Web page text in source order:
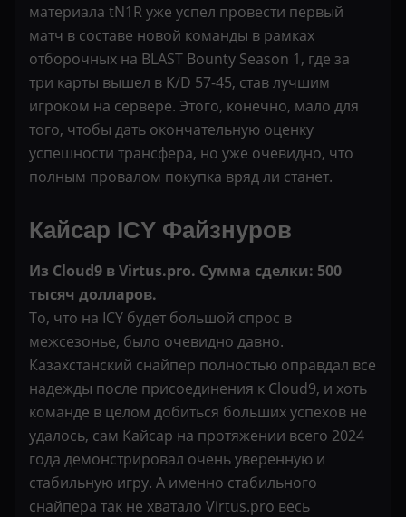
материала tN1R уже успел провести первый
матч в составе новой команды в рамках
отборочных на BLAST Bounty Season 1, где за
три карты вышел в K/D 57-45, став лучшим
игроком на сервере. Этого, конечно, мало для
того, чтобы дать окончательную оценку
успешности трансфера, но уже очевидно, что
полным провалом покупка вряд ли станет.
Кайсар ICY Файзнуров
Из Cloud9 в Virtus.pro. Сумма сделки: 500
тысяч долларов.
То, что на ICY будет большой спрос в
межсезонье, было очевидно давно.
Казахстанский снайпер полностью оправдал все
надежды после присоединения к Cloud9, и хоть
команде в целом добиться больших успехов не
удалось, сам Кайсар на протяжении всего 2024
года демонстрировал очень уверенную и
стабильную игру. А именно стабильного
снайпера так не хватало Virtus.pro весь